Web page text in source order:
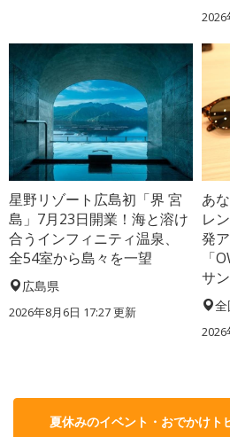
2026
星野リゾート広島初「界 宮
島」7月23日開業！海と溶け
合うインフィニティ温泉、
全54室から島々を一望
広島県
2026年8月6日 17:27更新
あ
レ
発
「
サ
全
2026
夏休みのイベント・おでかけト